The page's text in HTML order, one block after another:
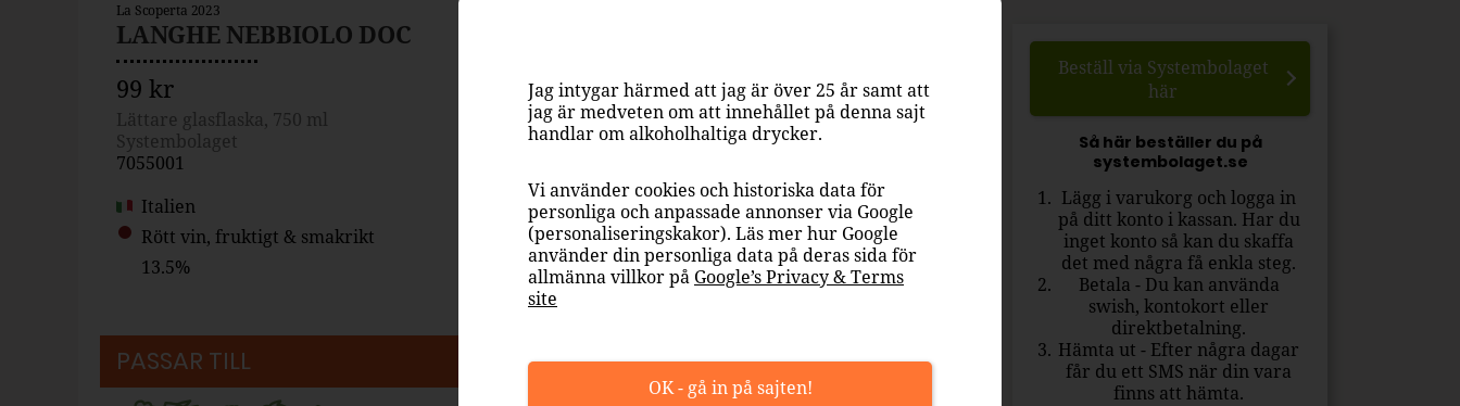
La Scoperta 2023
LANGHE NEBBIOLO DOC
99 kr
Lättare glasflaska, 750 ml
Systembolaget
7055001
Italien
Rött vin, fruktigt & smakrikt
13.5%
PASSAR TILL
Beställ via Systembolaget
här
Så här beställer du på
systembolaget.se
Lägg i varukorg och logga in
på ditt konto i kassan. Har du
inget konto så kan du skaffa
det med några få enkla steg.
Betala - Du kan använda
swish, kontokort eller
direktbetalning.
Hämta ut - Efter några dagar
får du ett SMS när din vara
finns att hämta.
Jag intygar härmed att jag är över 25 år samt att
jag är medveten om att innehållet på denna sajt
handlar om alkoholhaltiga drycker.
Vi använder cookies och historiska data för
personliga och anpassade annonser via Google
(personaliseringskakor). Läs mer hur Google
använder din personliga data på deras sida för
allmänna villkor på Google’s Privacy & Terms
site
OK - gå in på sajten!